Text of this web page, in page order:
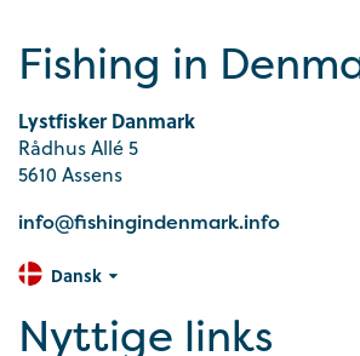
Fishing in
Lystfisker Danmark
Rådhus Allé 5
5610 Assens
info@fishingindenmark.info
Dansk
Nyttige links